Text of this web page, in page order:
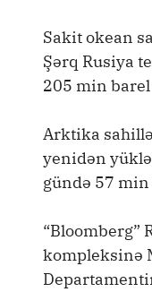
Sakit okean
Şərq Rusiya
205 min barel
Arktika
yenidən
gündə 57 min
“Bloomberg”
kompleksinə